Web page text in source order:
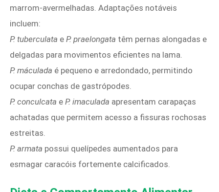
marrom-avermelhadas. Adaptações notáveis
incluem:
P. tuberculata e P. praelongata têm pernas alongadas e
delgadas para movimentos eficientes na lama.
P. máculada é pequeno e arredondado, permitindo
ocupar conchas de gastrópodes.
P. conculcata e P. imaculada apresentam carapaças
achatadas que permitem acesso a fissuras rochosas
estreitas.
P. armata possui quelípedes aumentados para
esmagar caracóis fortemente calcificados.